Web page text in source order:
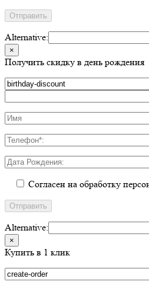
Alternative:
×
Получить скидку в день рождения
Согласен на обработку
Alternative:
×
Купить в 1 клик